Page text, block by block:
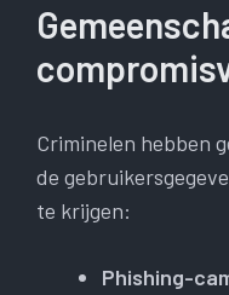
Criminelen hebben
de
te krijgen:
Phishing-